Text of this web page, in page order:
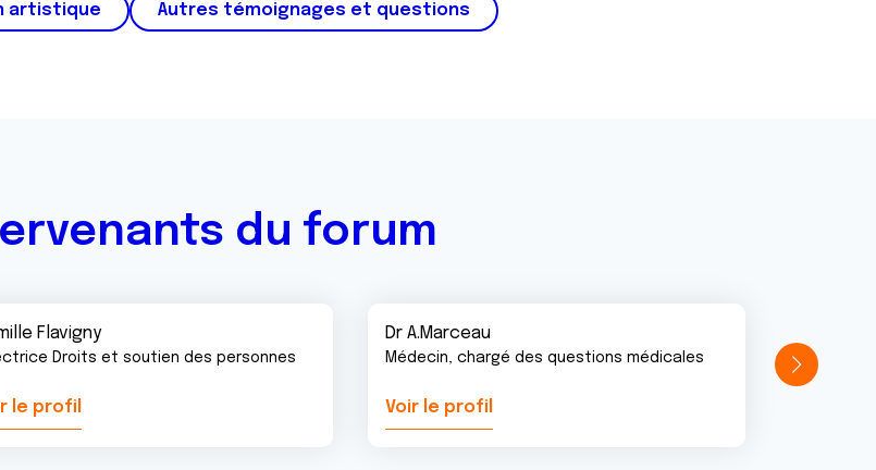
artistique Autres témoignages et questions
du forum
Flavigny
Droits et soutien des personnes
le profil
Dr A.Marceau
Médecin, chargé des questions médicales
Voir le profil